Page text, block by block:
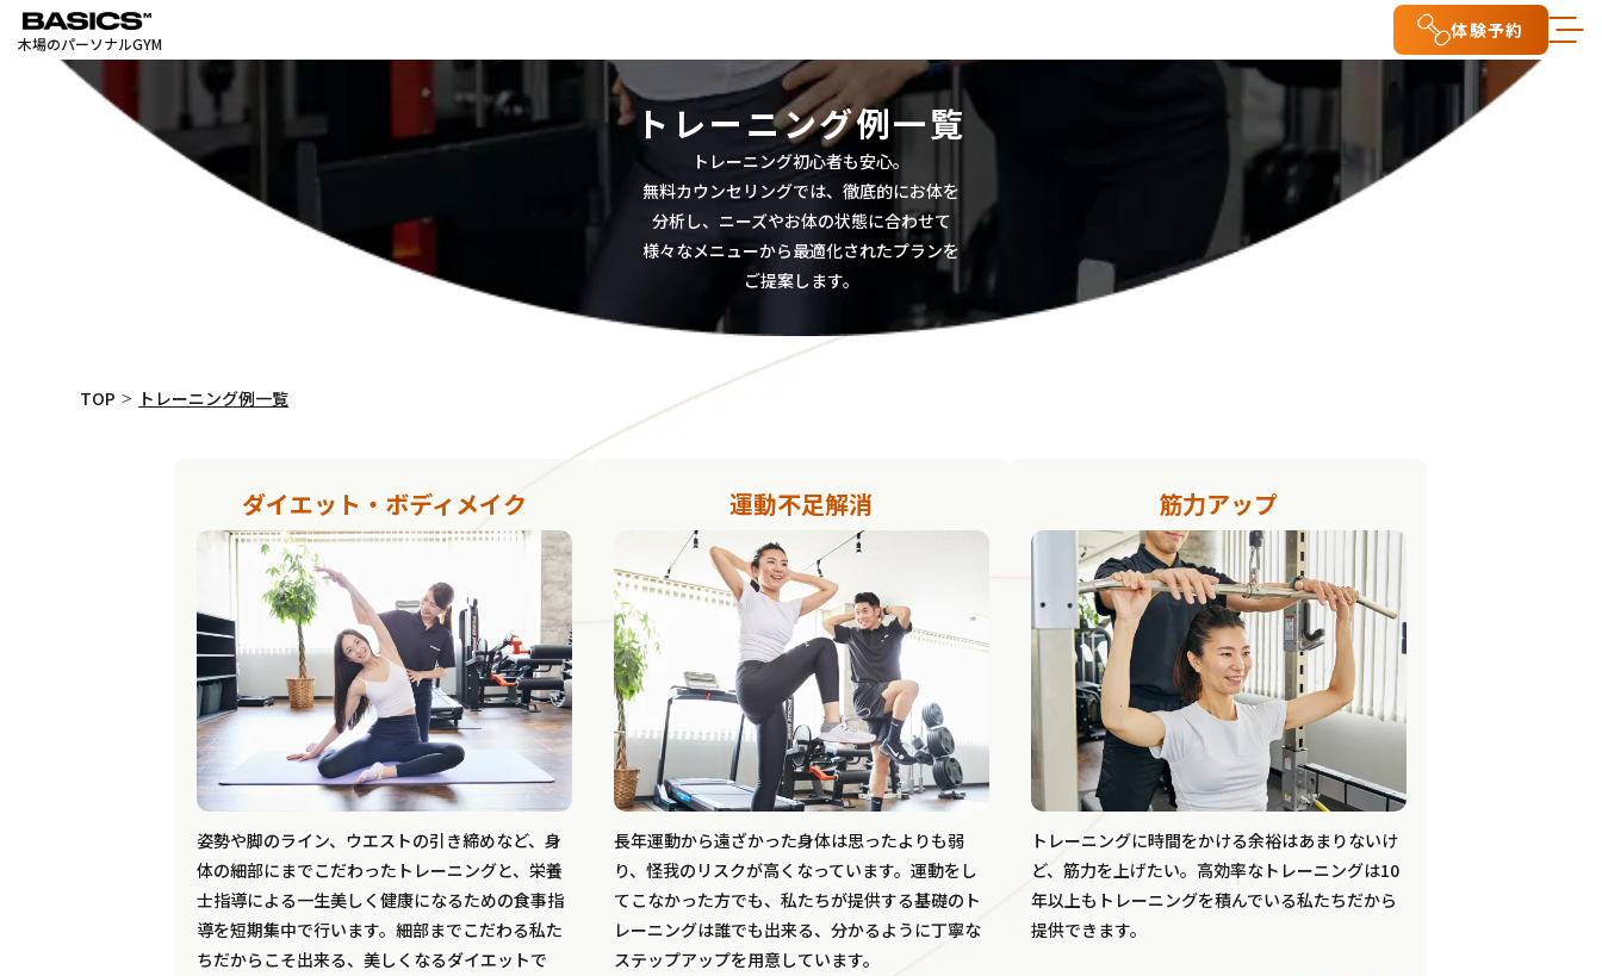
木場のパーソナルGYM
体験予約
トレーニング例一覧
トレーニング初心者も安心。
無料カウンセリングでは、徹底的にお体を
分析し、ニーズやお体の状態に合わせて
様々なメニューから最適化されたプランを
ご提案します。
TOP トレーニング例一覧
ダイエット・ボディメイク
姿勢や脚のライン、ウエストの引き締めなど、身
体の細部にまでこだわったトレーニングと、栄養
士指導による一生美しく健康になるための食事指
導を短期集中で行います。細部までこだわる私た
ちだからこそ出来る、美しくなるダイエットで
運動不足解消
長年運動から遠ざかった身体は思ったよりも弱
り、怪我のリスクが高くなっています。運動をし
てこなかった方でも、私たちが提供する基礎のト
レーニングは誰でも出来る、分かるように丁寧な
ステップアップを用意しています。
筋力アップ
トレーニングに時間をかける余裕はあまりないけ
ど、筋力を上げたい。高効率なトレーニングは10
年以上もトレーニングを積んでいる私たちだから
提供できます。